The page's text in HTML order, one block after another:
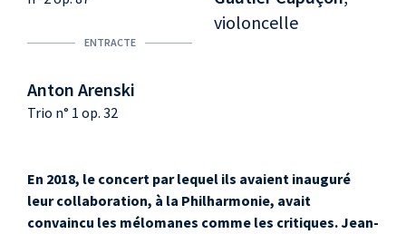
ENTRACTE
Anton Arenski
Trio n° 1 op. 32
violoncelle
En 2018, le concert par lequel ils avaient inauguré
leur collaboration, à la Philharmonie, avait
convaincu les mélomanes comme les critiques. Jean-